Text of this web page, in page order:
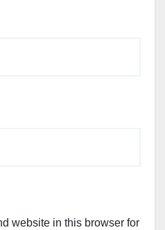
website in this browser for